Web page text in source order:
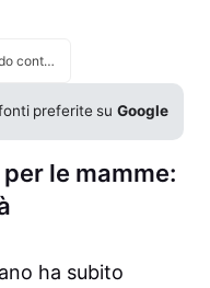
Mamme e metodo contributivo: come ottenere una pensione più alta e vantaggiosa
preferite suGoogle
le mamme:
ha subito